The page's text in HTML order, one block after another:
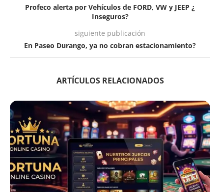
Profeco alerta por Vehículos de FORD, VW y JEEP ¿
Inseguros?
siguiente publicación
En Paseo Durango, ya no cobran estacionamiento?
ARTÍCULOS RELACIONADOS